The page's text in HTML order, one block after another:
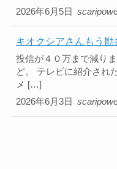
2026年6月5日
キオクシアさんもう
2026年6月3日
投信が４０万まで減り
ど。 テレビに紹介され
メ […]